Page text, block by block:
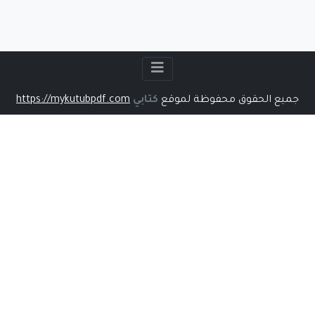
جميع الحقوق محفوظة لموقع كتابي https://mykutubpdf.com